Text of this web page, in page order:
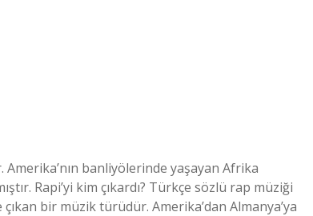
Amerika’nın banliyölerinde yaşayan Afrika
Rapi’yi kim çıkardı? Türkçe sözlü rap müziği
bir müzik türüdür. Amerika’dan Almanya’ya